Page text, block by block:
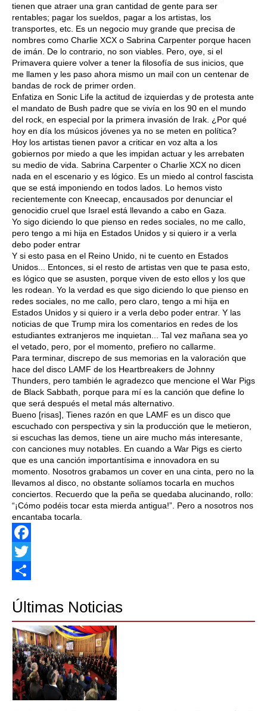
tienen que atraer una gran cantidad de gente para ser
rentables; pagar los sueldos, pagar a los artistas, los
transportes, etc. Es un negocio muy grande que precisa de
nombres como Charlie XCX o Sabrina Carpenter porque hacen
de imán. De lo contrario, no son viables. Pero, oye, si el
Primavera quiere volver a tener la filosofía de sus inicios, que
me llamen y les paso ahora mismo un mail con un centenar de
bandas de rock de primer orden.
Enfatiza en Sonic Life la actitud de izquierdas y de protesta ante
el mandato de Bush padre que se vivía en los 90 en el mundo
del rock, en especial por la primera invasión de Irak. ¿Por qué
hoy en día los músicos jóvenes ya no se meten en política?
Hoy los artistas tienen pavor a criticar en voz alta a los
gobiernos por miedo a que les impidan actuar y les arrebaten
su medio de vida. Sabrina Carpenter o Charlie XCX no dicen
nada en el escenario y es lógico. Es un miedo al control fascista
que se está imponiendo en todos lados. Lo hemos visto
recientemente con Kneecap, encausados por denunciar el
genocidio cruel que Israel está llevando a cabo en Gaza.
Yo sigo diciendo lo que pienso en redes sociales, no me callo,
pero tengo a mi hija en Estados Unidos y si quiero ir a verla
debo poder entrar
Y si esto pasa en el Reino Unido, ni te cuento en Estados
Unidos... Entonces, si el resto de artistas ven que te pasa esto,
es lógico que se asusten, porque viven de esto ellos y los que
les rodean. Yo la verdad es que sigo diciendo lo que pienso en
redes sociales, no me callo, pero claro, tengo a mi hija en
Estados Unidos y si quiero ir a verla debo poder entrar. Y las
noticias de que Trump mira los comentarios en redes de los
estudiantes extranjeros me inquietan... Tal vez mañana sea yo
el vetado, pero, por el momento, prefiero no callarme.
Para terminar, discrepo de sus memorias en la valoración que
hace del disco LAMF de los Heartbreakers de Johnny
Thunders, pero también le agradezco que mencione el War Pigs
de Black Sabbath, porque para mí es la canción que define lo
que será después el metal más alternativo.
Bueno [risas], Tienes razón en que LAMF es un disco que
escuchado con perspectiva y sin la producción que le metieron,
si escuchas las demos, tiene un aire mucho más interesante,
con canciones muy notables. En cuando a War Pigs es cierto
que es una canción importantísima e innovadora en su
momento. Nosotros grabamos un cover en una cinta, pero no la
llevamos al disco, no obstante solíamos tocarla en muchos
conciertos. Recuerdo que la peña se quedaba alucinando, rollo:
“¡Cómo podéis tocar esta mierda antigua!”. Pero a nosotros nos
encantaba tocarla.
Facebook
Twitter
Últimas Noticias